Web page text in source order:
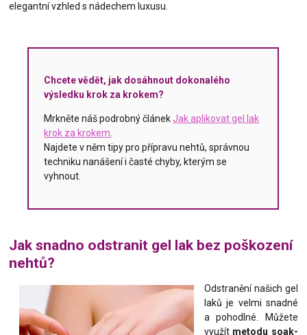
elegantní vzhled s nádechem luxusu.
Chcete vědět, jak dosáhnout dokonalého
výsledku krok za krokem?
Mrkněte náš podrobný článekJak aplikovat gel lak
krok za krokem.
Najdete v něm tipy pro přípravu nehtů, správnou
techniku nanášení i časté chyby, kterým se
vyhnout.
Jak snadno odstranit gel lak bez poškození
nehtů?
Odstranění našich gel
laků je velmi snadné
a pohodlné. Můžete
využít metodu soak-